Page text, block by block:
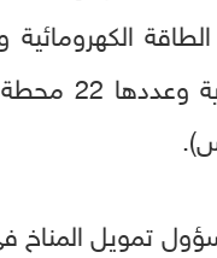
وعددها 46
مشروعًا، وفقًا لشركة أبحاث
تمويل